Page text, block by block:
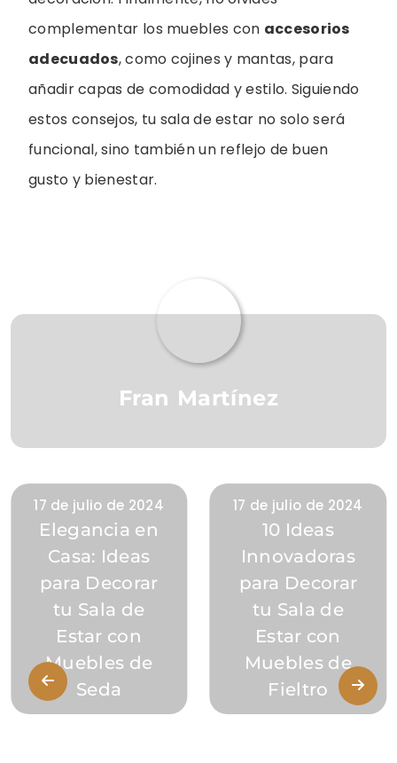
complementar los muebles con accesorios
adecuados, como cojines y mantas, para
añadir capas de comodidad y estilo. Siguiendo
estos consejos, tu sala de estar no solo será
funcional, sino también un reflejo de buen
gusto y bienestar.
Fran Martínez
17 de julio de 2024
Elegancia en
Casa: Ideas
para Decorar
tu Sala de
Estar con
Muebles de
Seda
17 de julio de 2024
10 Ideas
Innovadoras
para Decorar
tu Sala de
Estar con
Muebles de
Fieltro